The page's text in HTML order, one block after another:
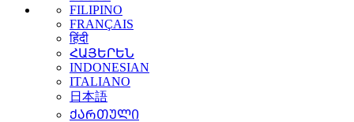
FILIPINO
FRANÇAIS
हिंदी
ՀԱՅԵՐԵՆ
INDONESIAN
ITALIANO
日本語
ᲥᲐᲠᲗᲣᲚᲘ